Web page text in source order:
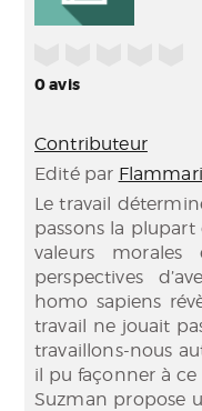
0avis
Contributeur
Edité par
Le travail
passons la
valeurs
perspectives
homo sapiens
travail ne jouait
travaillons-nous
il pu façonner à
Suzman propose